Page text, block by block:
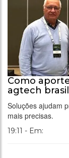
Como
agtech
Soluções ajudam
mais precisas.
19:11 - Em: